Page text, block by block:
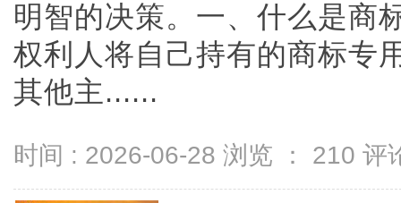
明智的决策。一、什么是商
权利人将自己持有的商标专
其他主......
时间 : 2026-06-28 浏览 ： 210 评